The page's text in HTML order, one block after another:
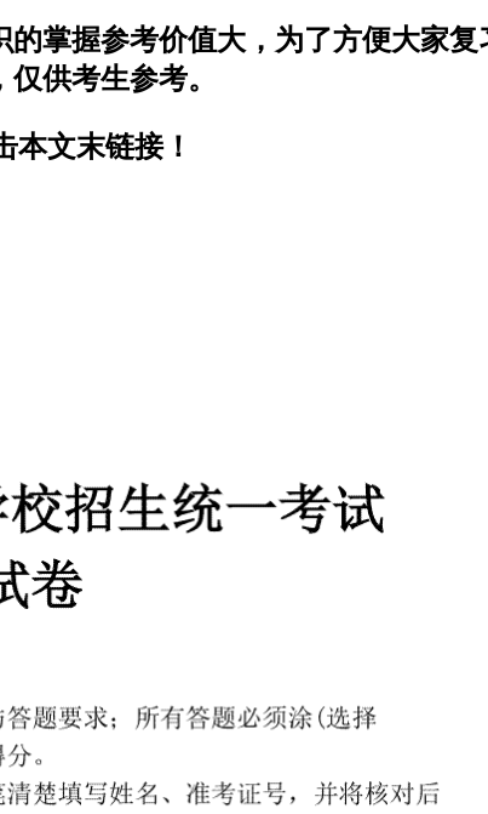
掌握参考价值大，为了方便大家
供考生参考。
本文末链接！